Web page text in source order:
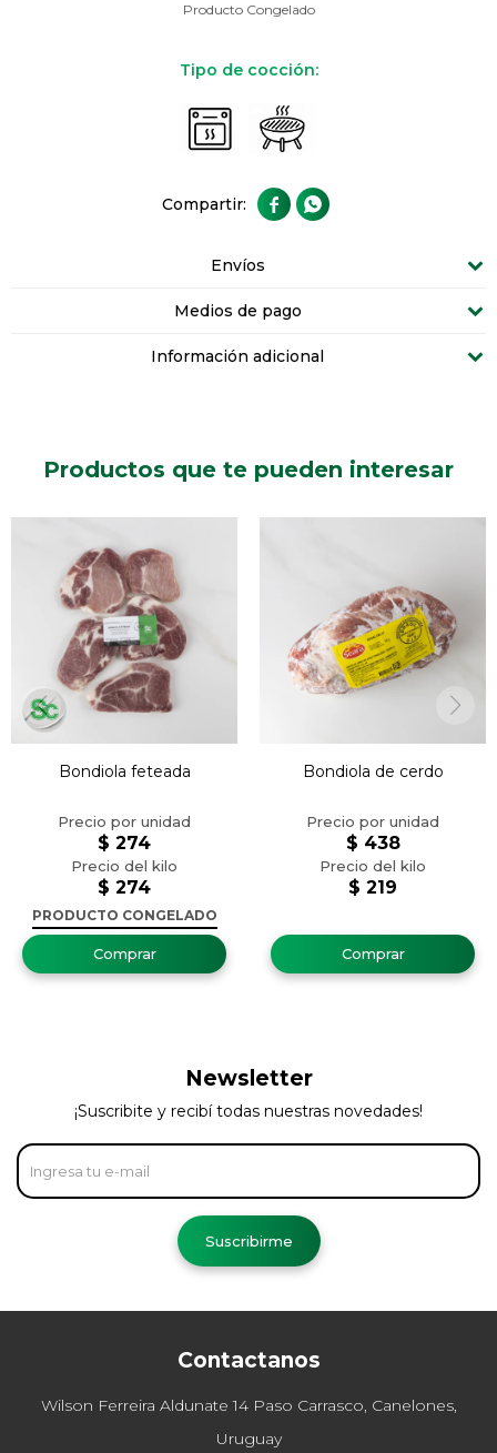
Producto Congelado
Tipo de cocción:
 
Envíos
Medios de pago
Información adicional
Productos que te pueden interesar
Bondiola feteada
$ 274
$ 274
PRODUCTO CONGELADO
Bondiola de cerdo
$ 219
$ 438
Contactanos
Wilson Ferreira Aldunate 14 Paso Carrasco, Canelones,
Uruguay
Newsletter
¡Suscribite y recibí todas nuestras novedades!
Suscribirme